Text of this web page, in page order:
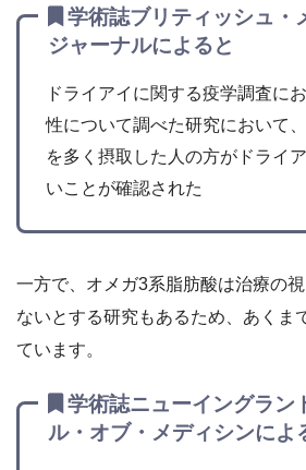
学術誌ブリティッシュ・
ジャーナルによると
ドライアイに関する疫学調査に
性について調べた研究において
を多く摂取した人の方がドライ
いことが確認された
一方で、オメガ3系脂肪酸は治療の
ないとする研究もあるため、あくま
ています。
学術誌ニューイングラン
ル・オブ・メディシンによ